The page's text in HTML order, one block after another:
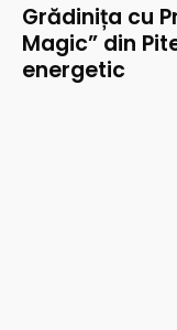
Grădinița cu
Magic” din
energetic